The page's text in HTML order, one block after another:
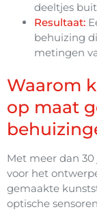
deeltjes
Resultaat:
behuizing
metingen
Waarom
op maat
Met meer dan
voor het
gemaakte
optische